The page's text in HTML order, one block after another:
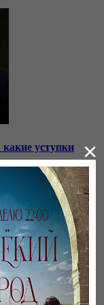
уступки
×